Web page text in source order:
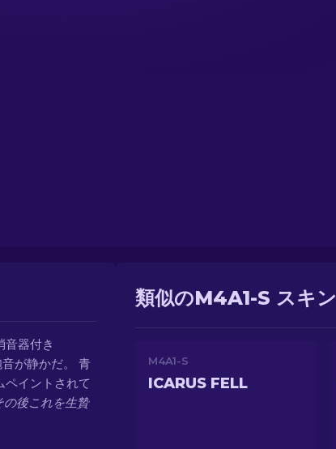
音器付き
が静かだ。 青
ペイントされて
の後これを生贄
類似のM4A1-S スキン
M4A1-S
ICARUS FELL